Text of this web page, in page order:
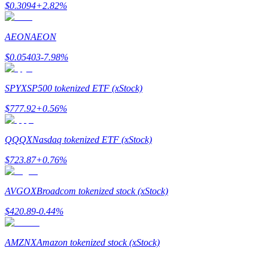
Referencia
Invita a un amigo para recibir recompensas en efectivo
BTC Welcome Rewards
$0.3094+2.82%
AEONAEON
$0.05403-7.98%
SPYXSP500 tokenized ETF (xStock)
$777.92+0.56%
QQQXNasdaq tokenized ETF (xStock)
$723.87+0.76%
AVGOXBroadcom tokenized stock (xStock)
$420.89-0.44%
AMZNXAmazon tokenized stock (xStock)